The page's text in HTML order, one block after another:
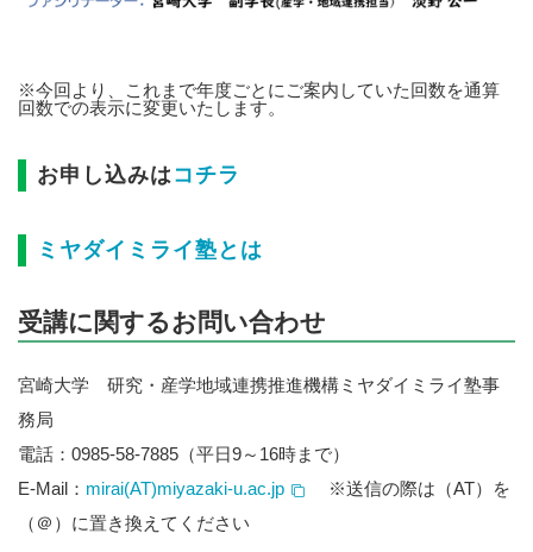
※今回より、これまで年度ごとにご案内していた回数を通算
回数での表示に変更いたします。
お申し込みは コチラ
ミヤダイミライ塾とは
受講に関するお問い合わせ
宮崎大学 研究・産学地域連携推進機構ミヤダイミライ塾事
務局
電話：0985-58-7885（平日9～16時まで）
E-Mail： mirai(AT)miyazaki-u.ac.jp
※送信の際は（AT）を
（＠）に置き換えてください